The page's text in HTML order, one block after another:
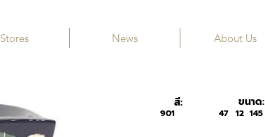
สี:
901
ขนาด:
47 12 145
Stores News About Us